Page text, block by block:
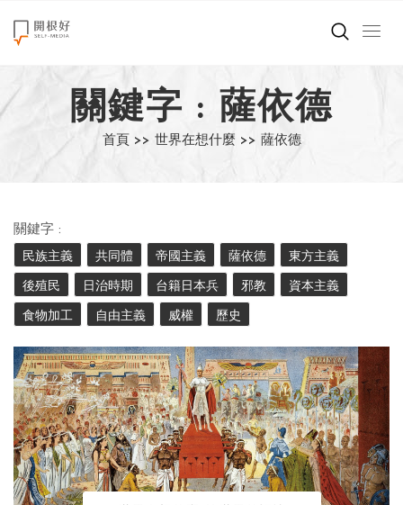
來點正能量
世界在想什麼
創造美好生活
職場商業經濟
影片專區
關鍵字 : 薩依德
首頁 >> 世界在想什麼 >> 薩依德
關鍵字 :
民族主義
共同體 帝國主義 薩依德 東方主義
後殖民 日治時期 台籍日本兵 邪教 資本主義
食物加工 自由主義 威權 歷史